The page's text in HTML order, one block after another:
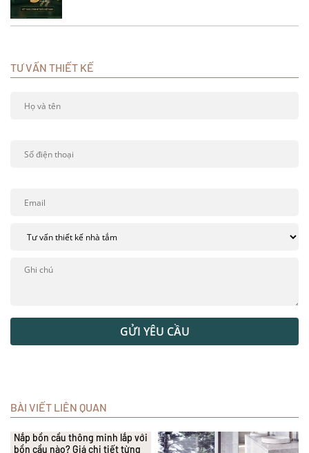
TƯ VẤN THIẾT KẾ
GỬI YÊU CẦU
BÀI VIẾT LIÊN QUAN
Nắp bồn cầu thông minh lắp với
bồn cầu nào? Giá chi tiết từng